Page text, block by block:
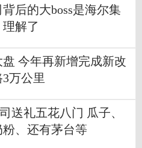
后的大boss是海尔集
解了
今年再新增完成新改
万公里
送礼五花八门 瓜子、
、还有茅台等